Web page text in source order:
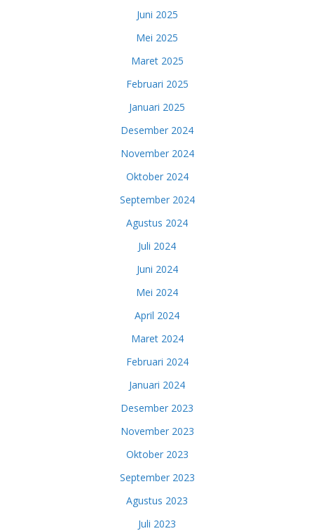
Juni 2025
Mei 2025
Maret 2025
Februari 2025
Januari 2025
Desember 2024
November 2024
Oktober 2024
September 2024
Agustus 2024
Juli 2024
Juni 2024
Mei 2024
April 2024
Maret 2024
Februari 2024
Januari 2024
Desember 2023
November 2023
Oktober 2023
September 2023
Agustus 2023
Juli 2023